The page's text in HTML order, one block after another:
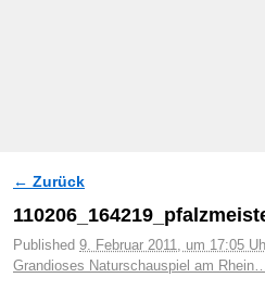
Bilder-Navigation
← Zurück
Published 9. Februar 2011, um 17:05
Grandioses Naturschauspiel am Rhein…